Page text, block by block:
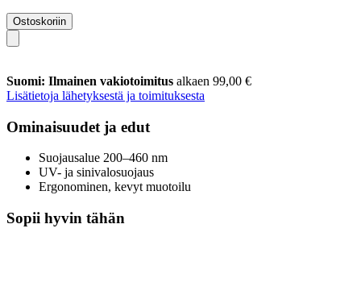
Ostoskoriin
Suomi: Ilmainen vakiotoimitus alkaen 99,00 €
Lisätietoja lähetyksestä ja toimituksesta
Ominaisuudet ja edut
Suojausalue 200–460 nm
UV- ja sinivalosuojaus
Ergonominen, kevyt muotoilu
Sopii hyvin tähän